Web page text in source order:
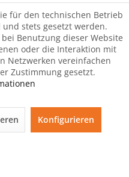
für den technischen Betrieb
stets gesetzt werden.
Benutzung dieser Website
oder die Interaktion mit
Netzwerken vereinfachen
Zustimmung gesetzt.
Konfigurieren